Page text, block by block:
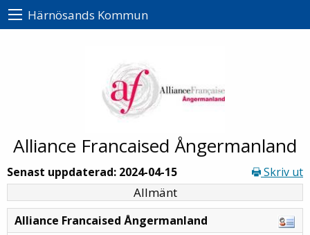
Härnösands Kommun
Alliance Francaised Ångermanland
Senast uppdaterad: 2024-04-15 Skriv ut
Allmänt
Alliance Francaised Ångermanland